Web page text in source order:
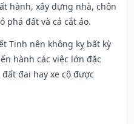
hành, xây dựng nhà, chôn
phá đất và cả cắt áo.
Tinh nên không kỵ bất kỳ
hành các việc lớn đặc
đai hay xe cộ được